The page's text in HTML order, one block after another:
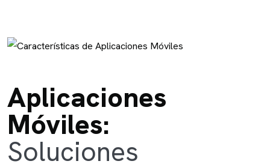
Aplicaciones
Móviles:
Soluciones